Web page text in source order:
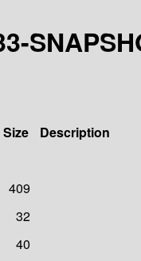
Size
Description
409
32
40